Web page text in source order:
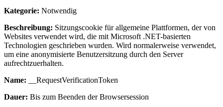
Kategorie: Notwendig
Beschreibung: Sitzungscookie für allgemeine Plattformen, der von
Websites verwendet wird, die mit Microsoft .NET-basierten
Technologien geschrieben wurden. Wird normalerweise verwendet,
um eine anonymisierte Benutzersitzung durch den Server
aufrechtzuerhalten.
Name: __RequestVerificationToken
Dauer: Bis zum Beenden der Browsersession